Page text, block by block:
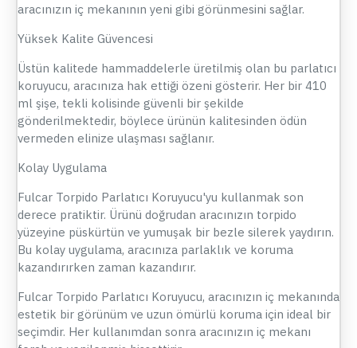
aracınızın iç mekanının yeni gibi görünmesini sağlar.
Yüksek Kalite Güvencesi
Üstün kalitede hammaddelerle üretilmiş olan bu parlatıcı
koruyucu, aracınıza hak ettiği özeni gösterir. Her bir 410
ml şişe, tekli kolisinde güvenli bir şekilde
gönderilmektedir, böylece ürünün kalitesinden ödün
vermeden elinize ulaşması sağlanır.
Kolay Uygulama
Fulcar Torpido Parlatıcı Koruyucu'yu kullanmak son
derece pratiktir. Ürünü doğrudan aracınızın torpido
yüzeyine püskürtün ve yumuşak bir bezle silerek yaydırın.
Bu kolay uygulama, aracınıza parlaklık ve koruma
kazandırırken zaman kazandırır.
Fulcar Torpido Parlatıcı Koruyucu, aracınızın iç mekanında
estetik bir görünüm ve uzun ömürlü koruma için ideal bir
seçimdir. Her kullanımdan sonra aracınızın iç mekanı